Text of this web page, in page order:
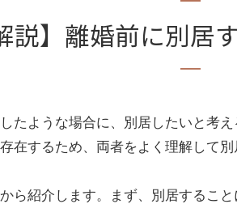
説】離婚前に別居
たような場合に、別居したいと考
在するため、両者をよく理解して別
ら紹介します。まず、別居するこ